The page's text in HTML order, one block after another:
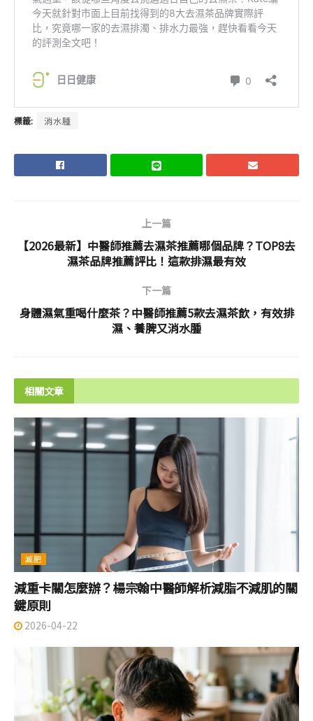
標籤: 消水腫
上一篇
【2026最新】中醫師推薦去濕茶推薦哪個品牌？TOP8去
濕茶品牌推薦評比！這款排濕最有效
下一篇
身體濕氣重喝什麼茶？中醫師推薦5款去濕茶飲，有效排
濕、養脾又消水腫
相關文章
減肥
減重卡關怎麼辦？楊宗翰中醫師解析減脂不減肌的關
鍵原則
2026-04-22